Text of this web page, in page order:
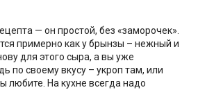
— он простой, без «заморочек».
примерно как у брынзы – нежный и
для этого сыра, а вы уже
по своему вкусу – укроп там, или
любите. На кухне всегда надо